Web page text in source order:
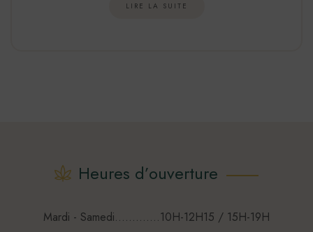
LIRE LA SUITE
Heures d’ouverture
Mardi - Samedi.............10H-12H15 / 15H-19H